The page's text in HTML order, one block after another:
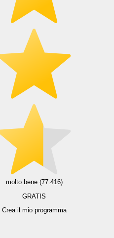
molto bene (77.416)
GRATIS
Crea il mio programma